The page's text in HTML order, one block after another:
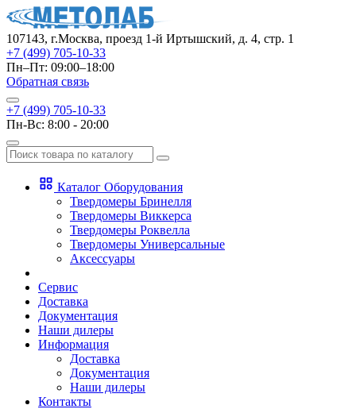
107143, г.Москва, проезд 1-й Иртышский, д. 4, стр. 1
+7 (499) 705-10-33
Пн–Пт: 09:00–18:00
Обратная связь
+7 (499) 705-10-33
Пн-Вс: 8:00 - 20:00
Каталог Оборудования
Твердомеры Бринелля
Твердомеры Виккерса
Твердомеры Роквелла
Твердомеры Универсальные
Аксессуары
Сервис
Доставка
Документация
Наши дилеры
Информация
Доставка
Документация
Наши дилеры
Контакты